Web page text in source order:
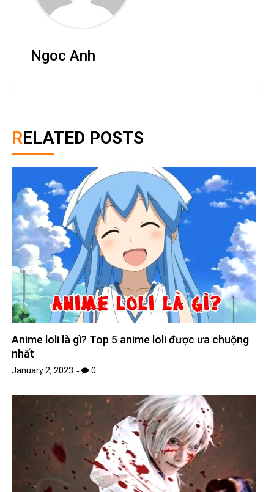
Ngoc Anh
RELATED POSTS
Anime loli là gì? Top 5 anime loli được ưa chuộng
nhất
January 2, 2023 0